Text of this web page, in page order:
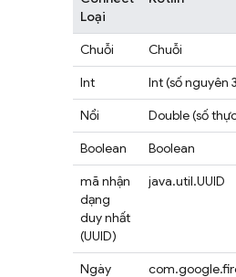
Loại
Chuỗi
Chuỗi
Int
Int (số nguyên
Nổi
Double (số
Boolean
Boolean
mã nhận
dạng
duy nhất
(UUID)
java.util.UUID
Ngày